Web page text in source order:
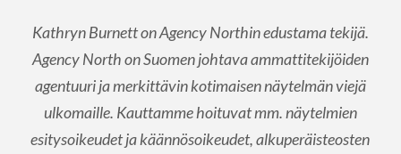
Kathryn Burnett on Agency Northin edustama tekijä.
Agency North on Suomen johtava ammattitekijöiden
agentuuri ja merkittävin kotimaisen näytelmän viejä
ulkomaille. Kauttamme hoituvat mm. näytelmien
esitysoikeudet ja käännösoikeudet, alkuperäisteosten